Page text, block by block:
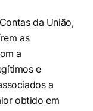
da União,
as
a
e
a
obtido em